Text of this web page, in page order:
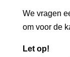
We vragen
om voor de
Let op!